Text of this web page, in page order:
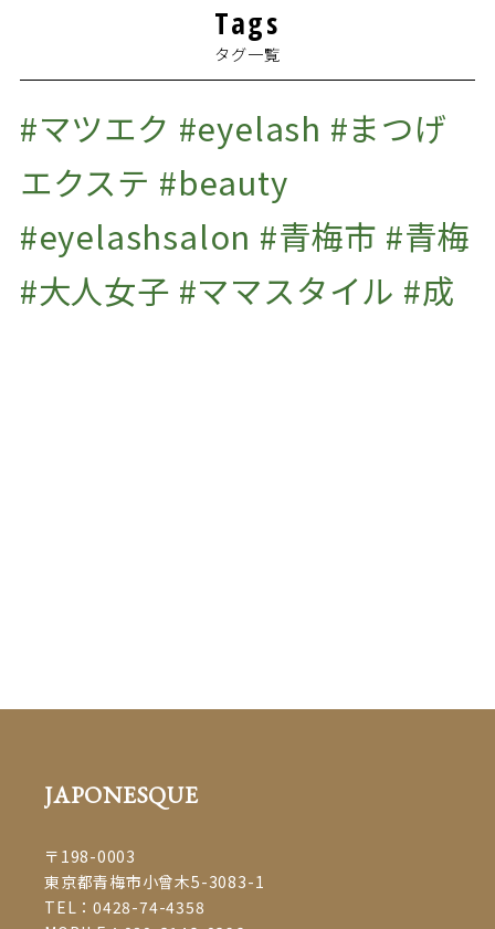
2022年3月
2021年12月
(2)
2021年11月
2021年10月
2021年9月(2)
2021年7月(1)
Tags
タグ一覧
#マツエク #eyelash #まつげ
エクステ #beauty
#eyelashsalon #青梅市 #青梅
#大人女子 #ママスタイル #成
スタイル #青梅 #青梅市 #ome #飯能 #プライベートサロン #子連れok #マツ
和服 #撮影 #ヘアアレンジ #着付け #マツエク #eyelash #まつげエクステ #ボ
リュームラッシュ #beauty #まつえく #まつげえくすて #大人女子 #ママスタ
イル #青梅 #青梅市 #ome #飯能 #プライベートサロン #子連れok #マツエク
JAPONESQUE
〒198-0003
東京都青梅市小曾木5-3083-1
TEL：0428-74-4358